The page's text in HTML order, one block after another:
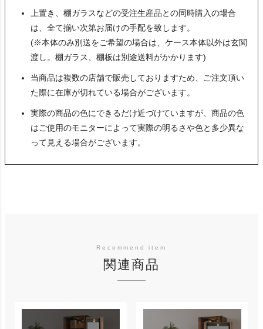
上置き、棚ガラスなどの受注生産品との同時購入の場合
は、全て揃い次第お届けの手配を致します。
(※本体のみ別送をご希望の場合は、ケース本体以外は玄関
渡し。棚ガラス、棚板は別途送料がかかります)
当商品は複数の店舗で販売しておりますため、ご注文頂い
た際に在庫が切れている場合がございます。
実際の商品の色にできるだけ近づけていますが、商品の色
はご使用のモニターによって実際の明るさや色と多少異な
って見える場合がございます。
関連商品